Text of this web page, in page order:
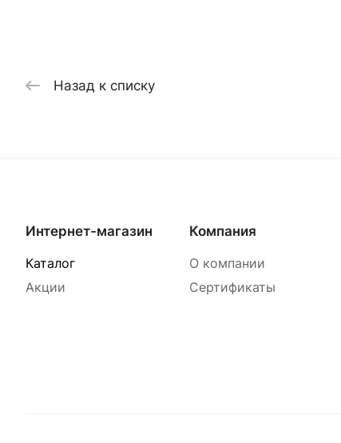
Назад к списку
Интернет-магазин
Каталог
Акции
Компания
О компании
Сертификаты